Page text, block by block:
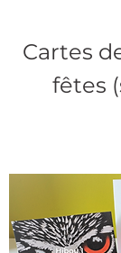
Cartes
fêtes